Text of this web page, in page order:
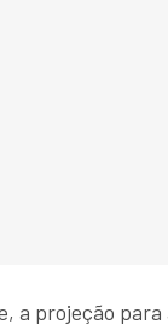
a projeção